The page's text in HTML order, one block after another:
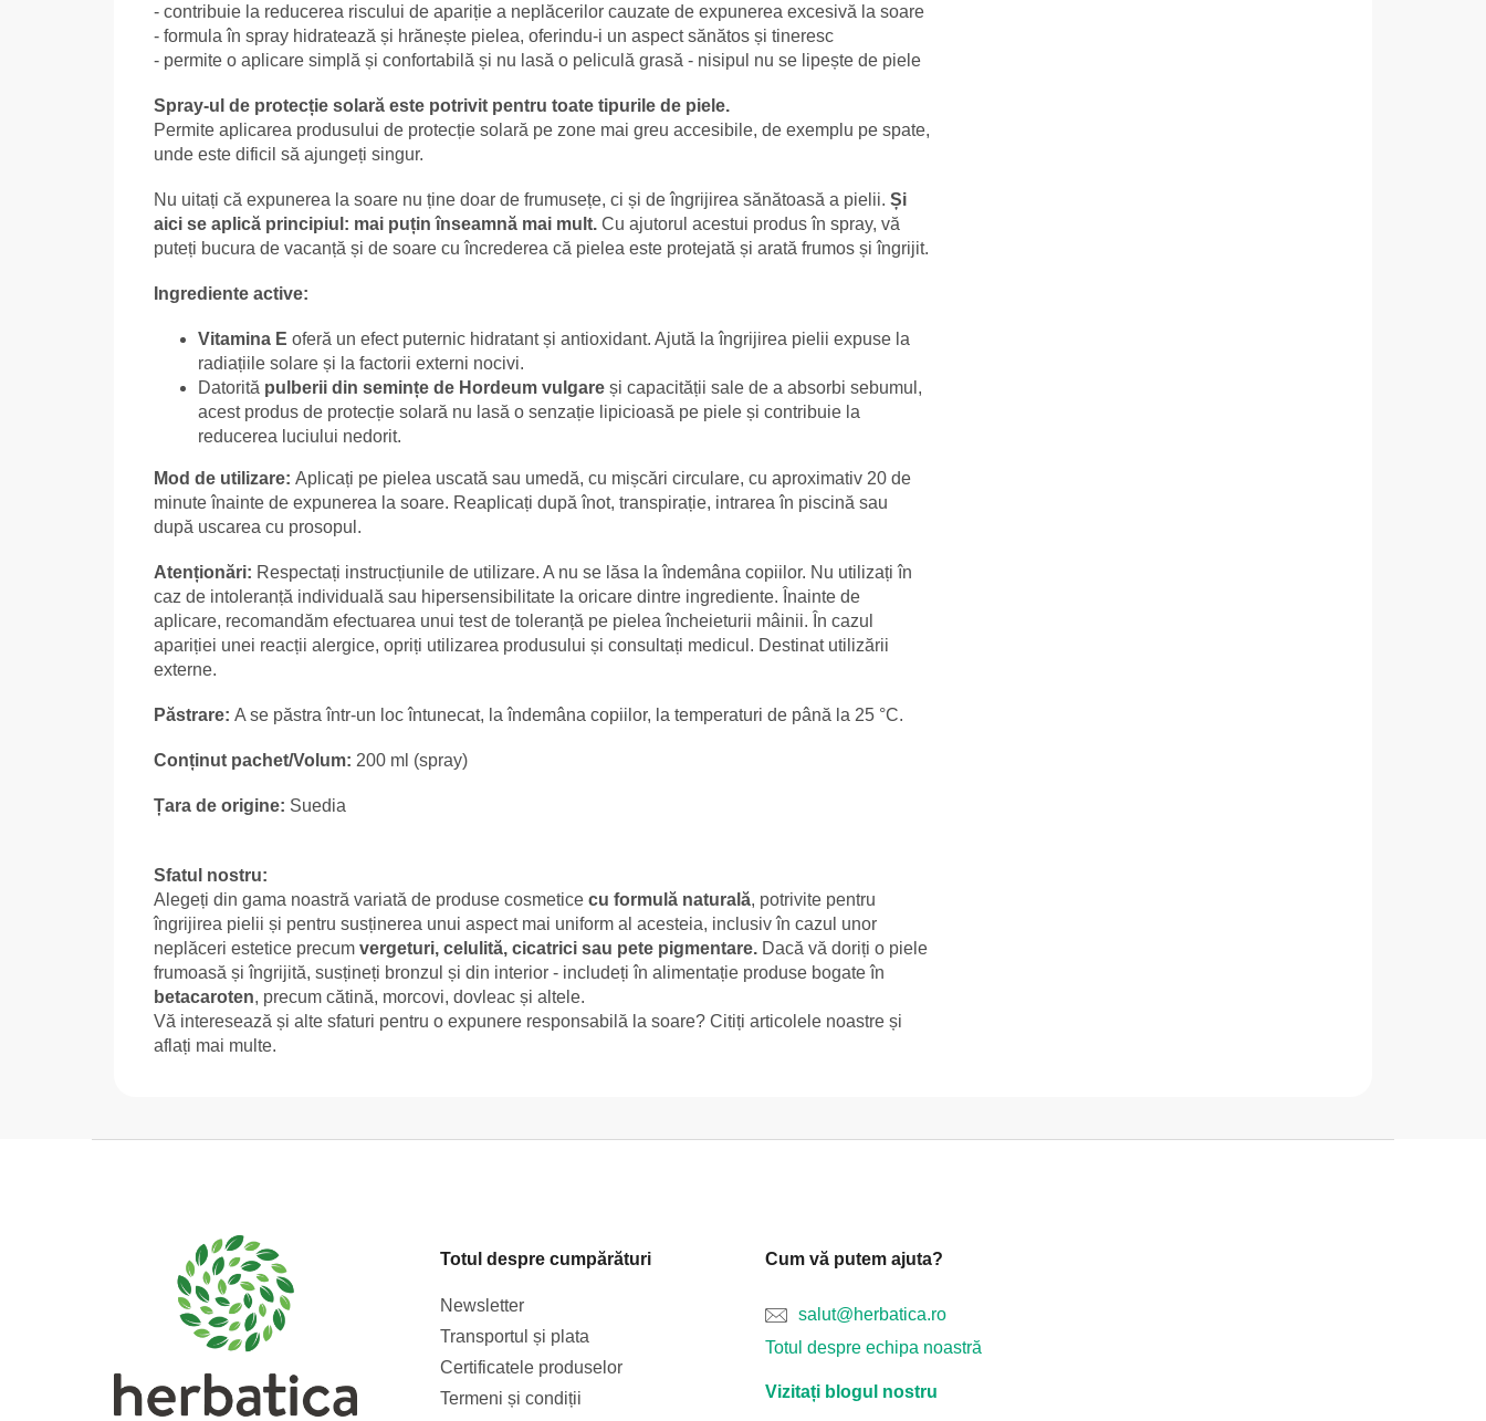
- contribuie la reducerea riscului de apariție a neplăcerilor cauzate de expunerea excesivă la soare
- formula în spray hidratează și hrănește pielea, oferindu-i un aspect sănătos și tineresc
- permite o aplicare simplă și confortabilă și nu lasă o peliculă grasă - nisipul nu se lipește de piele
Spray-ul de protecție solară este potrivit pentru toate tipurile de piele.
Permite aplicarea produsului de protecție solară pe zone mai greu accesibile, de exemplu pe spate,
unde este dificil să ajungeți singur.
Nu uitați că expunerea la soare nu ține doar de frumusețe, ci și de îngrijirea sănătoasă a pielii. Și
aici se aplică principiul: mai puțin înseamnă mai mult. Cu ajutorul acestui produs în spray, vă
puteți bucura de vacanță și de soare cu încrederea că pielea este protejată și arată frumos și îngrijit.
Ingrediente active:
Vitamina E oferă un efect puternic hidratant și antioxidant. Ajută la îngrijirea pielii expuse la
radiațiile solare și la factorii externi nocivi.
Datorită pulberii din semințe de Hordeum vulgare și capacității sale de a absorbi sebumul,
acest produs de protecție solară nu lasă o senzație lipicioasă pe piele și contribuie la
reducerea luciului nedorit.
Mod de utilizare: Aplicați pe pielea uscată sau umedă, cu mișcări circulare, cu aproximativ 20 de
minute înainte de expunerea la soare. Reaplicați după înot, transpirație, intrarea în piscină sau
după uscarea cu prosopul.
Atenționări: Respectați instrucțiunile de utilizare. A nu se lăsa la îndemâna copiilor. Nu utilizați în
caz de intoleranță individuală sau hipersensibilitate la oricare dintre ingrediente. Înainte de
aplicare, recomandăm efectuarea unui test de toleranță pe pielea încheieturii mâinii. În cazul
apariției unei reacții alergice, opriți utilizarea produsului și consultați medicul. Destinat utilizării
externe.
Păstrare: A se păstra într-un loc întunecat, la îndemâna copiilor, la temperaturi de până la 25 °C.
Conținut pachet/Volum: 200 ml (spray)
Țara de origine: Suedia
Sfatul nostru:
Alegeți din gama noastră variată de produse cosmetice cu formulă naturală, potrivite pentru
îngrijirea pielii și pentru susținerea unui aspect mai uniform al acesteia, inclusiv în cazul unor
neplăceri estetice precum vergeturi, celulită, cicatrici sau pete pigmentare. Dacă vă doriți o piele
frumoasă și îngrijită, susțineți bronzul și din interior - includeți în alimentație produse bogate în
betacaroten, precum cătină, morcovi, dovleac și altele.
Vă interesează și alte sfaturi pentru o expunere responsabilă la soare? Citiți articolele noastre și
aflați mai multe.
Totul despre cumpărături
Newsletter
Transportul și plata
Certificatele produselor
Termeni și condiții
Cum vă putem ajuta?
salut@herbatica.ro
Totul despre echipa noastră
Vizitați blogul nostru